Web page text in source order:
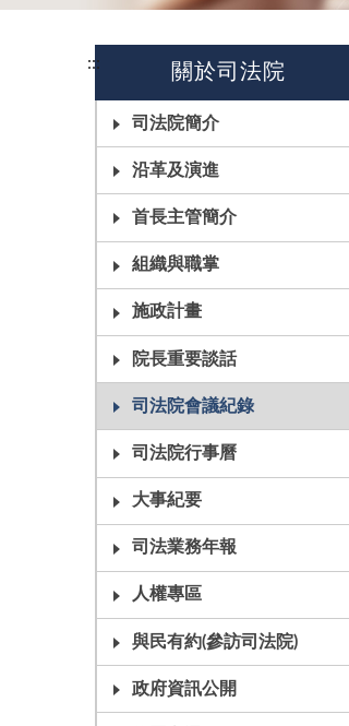
::: 關於司法院
司法院簡介
沿革及演進
首長主管簡介
組織與職掌
施政計畫
院長重要談話
司法院會議紀錄
司法院行事曆
大事紀要
司法業務年報
人權專區
與民有約(參訪司法院)
政府資訊公開